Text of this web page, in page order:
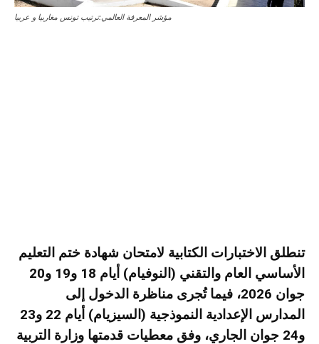
مؤشر المعرفة العالمي:ترتيب تونس مغاربيا و عربيا
تنطلق الاختبارات الكتابية لامتحان شهادة ختم التعليم
الأساسي العام والتقني (النوفيام) أيام 18 و19 و20
جوان 2026، فيما تُجرى مناظرة الدخول إلى
المدارس الإعدادية النموذجية (السيزيام) أيام 22 و23
و24 جوان الجاري، وفق معطيات قدمتها وزارة التربية